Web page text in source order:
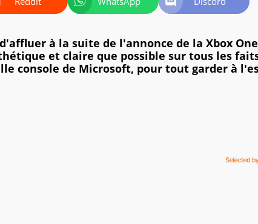
à la suite de l'annonce de la Xbox
et claire que possible sur tous les
console de Microsoft, pour tout garder à